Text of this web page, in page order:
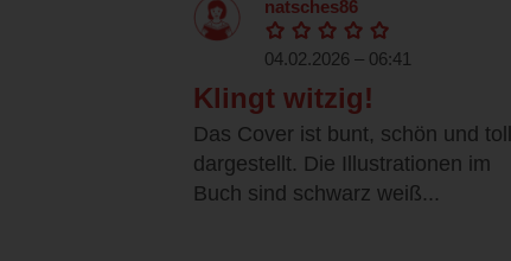
natsches86
04.02.2026 – 06:41
Klingt witzig!
Das Cover ist bunt, schön und toll
dargestellt. Die Illustrationen im
Buch sind schwarz weiß...